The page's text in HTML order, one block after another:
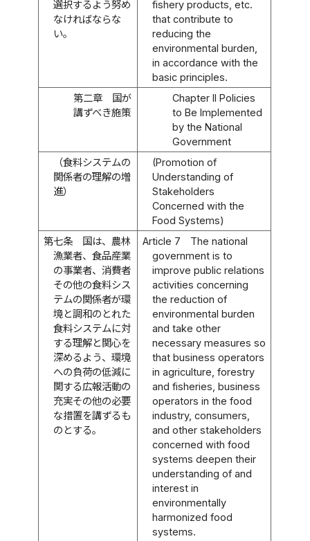
選択するよう努め
なければならな
い。
fishery products, etc.
that contribute to
reducing the
environmental burden,
in accordance with the
basic principles.
第二章 国が
講ずべき施策
Chapter II Policies
to Be Implemented
by the National
Government
（食料システムの
関係者の理解の増
進）
(Promotion of
Understanding of
Stakeholders
Concerned with the
Food Systems)
第七条
国は、農林
漁業者、食品産業
の事業者、消費者
その他の食料シス
テムの関係者が環
境と調和のとれた
食料システムに対
する理解と関心を
深めるよう、環境
への負荷の低減に
関する広報活動の
充実その他の必要
な措置を講ずるも
のとする。
Article 7
The national
government is to
improve public relations
activities concerning
the reduction of
environmental burden
and take other
necessary measures so
that business operators
in agriculture, forestry
and fisheries, business
operators in the food
industry, consumers,
and other stakeholders
concerned with food
systems deepen their
understanding of and
interest in
environmentally
harmonized food
systems.